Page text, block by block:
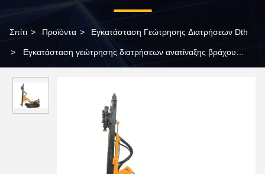
Σπίτι > Προϊόντα > Εγκατάσταση Γεώτρησης Διατρήσεων Dth
> Εγκατάσταση γεώτρησης διατρήσεων ανατίναξης βράχου